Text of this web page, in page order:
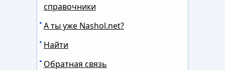
справочники
А ты уже Nashol.net?
Найти
Обратная связь